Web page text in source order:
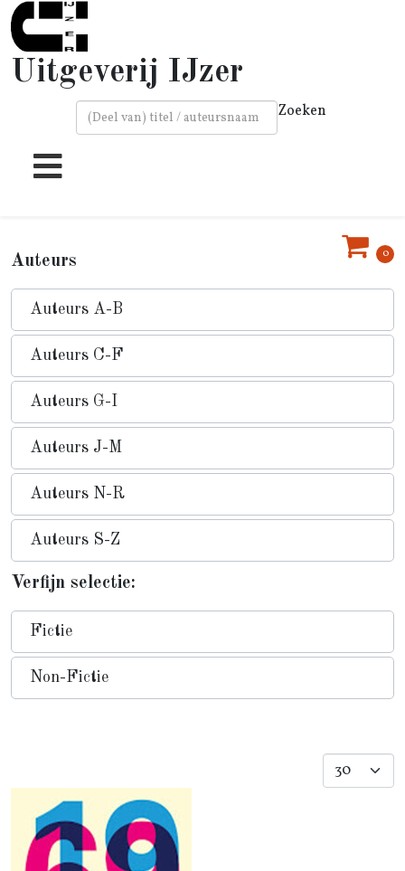
Uitgeverij IJzer
Zoeken
0
Auteurs
Auteurs A-B
Auteurs C-F
Auteurs G-I
Auteurs J-M
Auteurs N-R
Auteurs S-Z
Verfijn selectie:
Fictie
Non-Fictie
Toon #